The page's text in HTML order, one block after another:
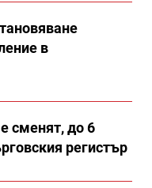
в
сменят, до 6
регистър